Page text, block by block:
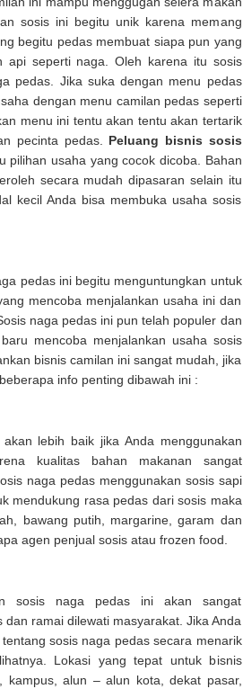
sosis ini begitu unik karena memang
begitu pedas membuat siapa pun yang
api seperti naga. Oleh karena itu sosis
pedas. Jika suka dengan menu pedas
dengan menu camilan pedas seperti
menu ini tentu akan tentu akan tertarik
pecinta pedas. Peluang bisnis sosis
pilihan usaha yang cocok dicoba. Bahan
secara mudah dipasaran selain itu
kecil Anda bisa membuka usaha sosis
pedas ini begitu menguntungkan untuk
mencoba menjalankan usaha ini dan
naga pedas ini pun telah populer dan
mencoba menjalankan usaha sosis
bisnis camilan ini sangat mudah, jika
info penting dibawah ini :
lebih baik jika Anda menggunakan
kualitas bahan makanan sangat
naga pedas menggunakan sosis sapi
mendukung rasa pedas dari sosis maka
bawang putih, margarine, garam dan
agen penjual sosis atau frozen food.
sosis naga pedas ini akan sangat
ramai dilewati masyarakat. Jika Anda
sosis naga pedas secara menarik
Lokasi yang tepat untuk bisnis
kampus, alun – alun kota, dekat pasar,